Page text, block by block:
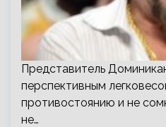
Представитель
перспективным
противостоянию и не
не…